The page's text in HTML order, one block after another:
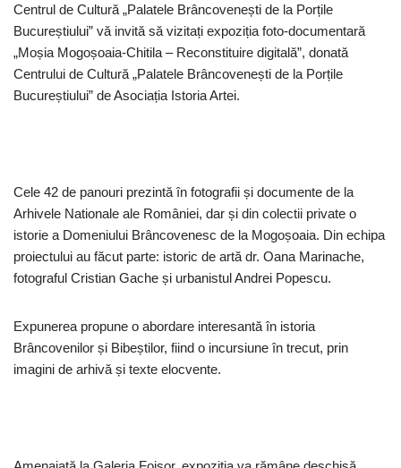
Centrul de Cultură „Palatele Brâncovenești de la Porțile
Bucureștiului” vă invită să vizitați expoziția foto-documentară
„Moșia Mogoșoaia-Chitila – Reconstituire digitală”, donată
Centrului de Cultură „Palatele Brâncovenești de la Porțile
Bucureștiului” de Asociația Istoria Artei.
Cele 42 de panouri prezintă în fotografii și documente de la
Arhivele Nationale ale României, dar și din colectii private o
istorie a Domeniului Brâncovenesc de la Mogoșoaia. Din echipa
proiectului au făcut parte: istoric de artă dr. Oana Marinache,
fotograful Cristian Gache și urbanistul Andrei Popescu.
Expunerea propune o abordare interesantă în istoria
Brâncovenilor și Bibeștilor, fiind o incursiune în trecut, prin
imagini de arhivă și texte elocvente.